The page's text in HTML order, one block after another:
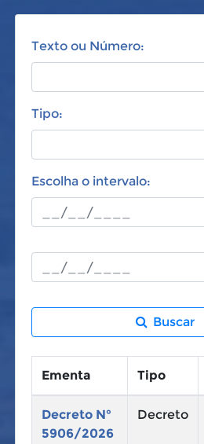
Texto ou Número:
Tipo:
Escolha o intervalo:
Buscar
Ementa Tipo
Decreto N°
5906/2026
Decreto